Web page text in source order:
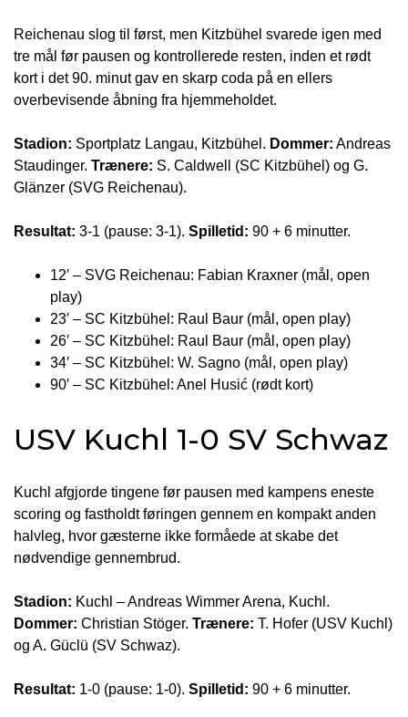
Reichenau slog til først, men Kitzbühel svarede igen med
tre mål før pausen og kontrollerede resten, inden et rødt
kort i det 90. minut gav en skarp coda på en ellers
overbevisende åbning fra hjemmeholdet.
Stadion: Sportplatz Langau, Kitzbühel. Dommer: Andreas
Staudinger. Trænere: S. Caldwell (SC Kitzbühel) og G.
Glänzer (SVG Reichenau).
Resultat: 3-1 (pause: 3-1). Spilletid: 90 + 6 minutter.
12′ – SVG Reichenau: Fabian Kraxner (mål, open
play)
23′ – SC Kitzbühel: Raul Baur (mål, open play)
26′ – SC Kitzbühel: Raul Baur (mål, open play)
34′ – SC Kitzbühel: W. Sagno (mål, open play)
90′ – SC Kitzbühel: Anel Husić (rødt kort)
USV Kuchl 1-0 SV Schwaz
Kuchl afgjorde tingene før pausen med kampens eneste
scoring og fastholdt føringen gennem en kompakt anden
halvleg, hvor gæsterne ikke formåede at skabe det
nødvendige gennembrud.
Stadion: Kuchl – Andreas Wimmer Arena, Kuchl.
Dommer: Christian Stöger. Trænere: T. Hofer (USV Kuchl)
og A. Güclü (SV Schwaz).
Resultat: 1-0 (pause: 1-0). Spilletid: 90 + 6 minutter.